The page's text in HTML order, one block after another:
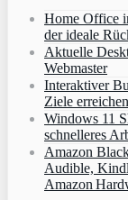
Home Office
der ideale
Aktuelle
Webmaster
Interaktiver
Ziele
Windows 11
schnelleres
Amazon
Audible,
Amazon